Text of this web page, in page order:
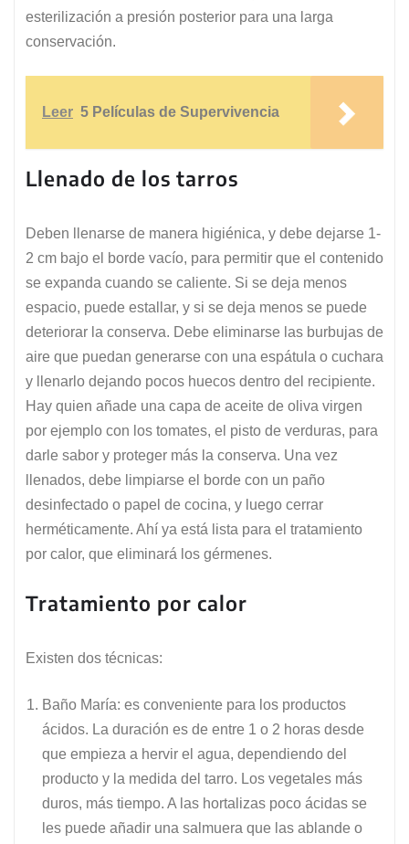
esterilización a presión posterior para una larga
conservación.
Leer 5 Películas de Supervivencia
Llenado de los tarros
Deben llenarse de manera higiénica, y debe dejarse 1-
2 cm bajo el borde vacío, para permitir que el contenido
se expanda cuando se caliente. Si se deja menos
espacio, puede estallar, y si se deja menos se puede
deteriorar la conserva. Debe eliminarse las burbujas de
aire que puedan generarse con una espátula o cuchara
y llenarlo dejando pocos huecos dentro del recipiente.
Hay quien añade una capa de aceite de oliva virgen
por ejemplo con los tomates, el pisto de verduras, para
darle sabor y proteger más la conserva. Una vez
llenados, debe limpiarse el borde con un paño
desinfectado o papel de cocina, y luego cerrar
herméticamente. Ahí ya está lista para el tratamiento
por calor, que eliminará los gérmenes.
Tratamiento por calor
Existen dos técnicas:
Baño María: es conveniente para los productos
ácidos. La duración es de entre 1 o 2 horas desde
que empieza a hervir el agua, dependiendo del
producto y la medida del tarro. Los vegetales más
duros, más tiempo. A las hortalizas poco ácidas se
les puede añadir una salmuera que las ablande o